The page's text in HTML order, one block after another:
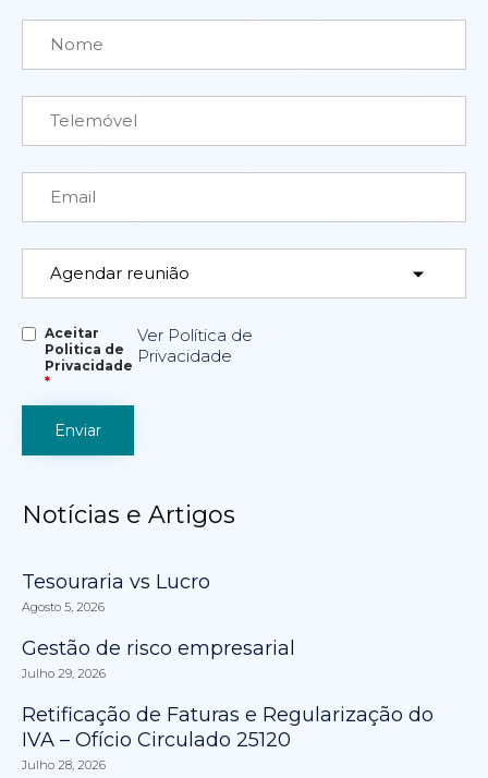
Aceitar
Politica de
Privacidade
*
Ver Política de
Privacidade
Notícias e Artigos
Tesouraria vs Lucro
Agosto 5, 2026
Gestão de risco empresarial
Julho 29, 2026
Retificação de Faturas e Regularização do
IVA – Ofício Circulado 25120
Julho 28, 2026